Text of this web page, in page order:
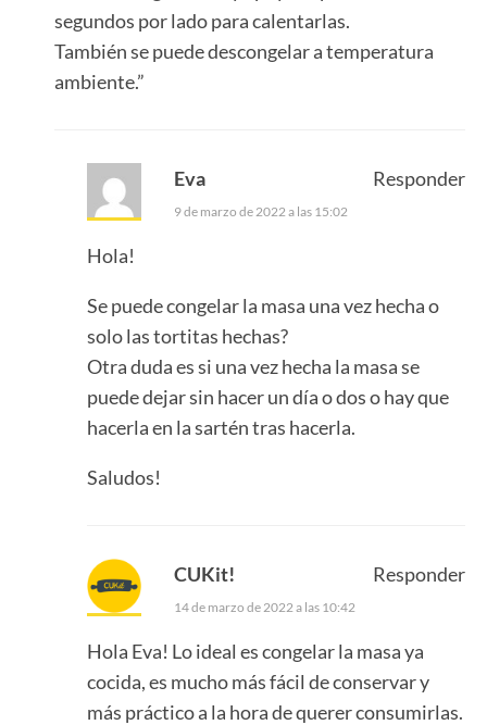
segundos por lado para calentarlas.
También se puede descongelar a temperatura
ambiente.”
Eva
9 de marzo de 2022 a las 15:02
Hola!
Se puede congelar la masa una vez hecha o
solo las tortitas hechas?
Otra duda es si una vez hecha la masa se
puede dejar sin hacer un día o dos o hay que
hacerla en la sartén tras hacerla.
Saludos!
Responder
CUKit!
14 de marzo de 2022 a las 10:42
Hola Eva! Lo ideal es congelar la masa ya
cocida, es mucho más fácil de conservar y
más práctico a la hora de querer consumirlas.
Responder